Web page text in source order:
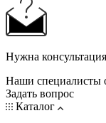
Нужна
Наши специалисты
Задать вопрос
Каталог